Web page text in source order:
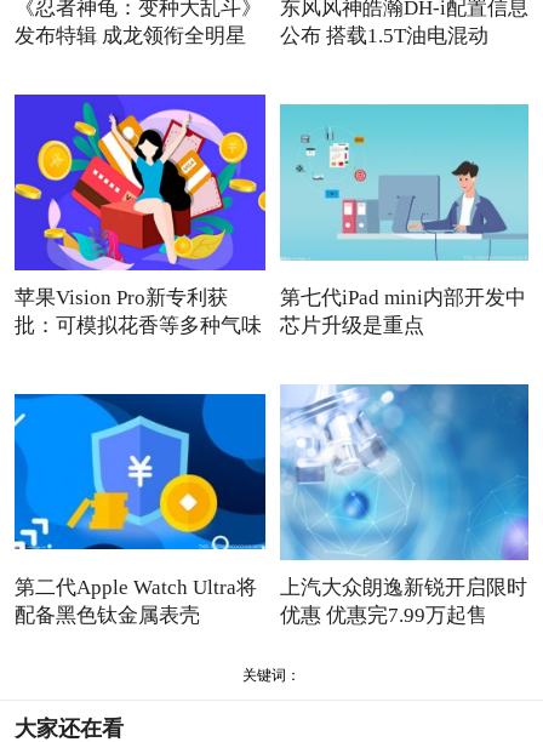
《忍者神龟：变种大乱斗》
发布特辑 成龙领衔全明星
东风风神皓瀚DH-i配置信息
公布 搭载1.5T油电混动
苹果Vision Pro新专利获
批：可模拟花香等多种气味
第七代iPad mini内部开发中
芯片升级是重点
第二代Apple Watch Ultra将
配备黑色钛金属表壳
上汽大众朗逸新锐开启限时
优惠 优惠完7.99万起售
关键词：
大家还在看